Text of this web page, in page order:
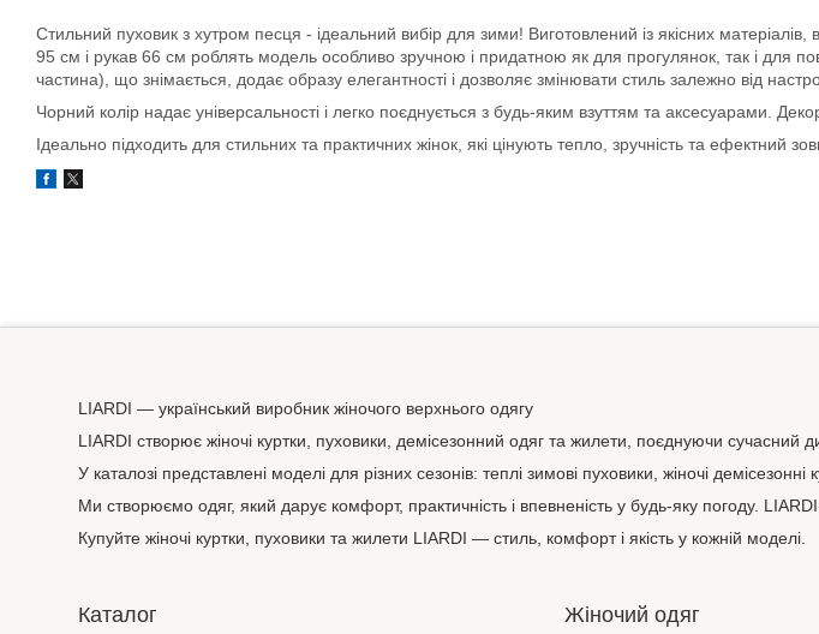
Стильний пуховик з хутром песця - ідеальний вибір для зими! Виготовлений із якісних
95 см і рукав 66 см роблять модель особливо зручною і придатною як для прогулянок, так і для
частина), що знімається, додає образу елегантності і дозволяє змінювати стиль залежно від
Чорний колір надає універсальності і легко поєднується з будь-яким взуттям та аксесуарами.
Ідеально підходить для стильних та практичних жінок, які цінують тепло, зручність та ефектний
LIARDI — український виробник жіночого верхнього одягу
LIARDI створює жіночі куртки, пуховики, демісезонний одяг та жилети, поєднуючи сучасний
У каталозі представлені моделі для різних сезонів: теплі зимові пуховики, жіночі
Ми створюємо одяг, який дарує комфорт, практичність і впевненість у будь-яку погоду.
Купуйте жіночі куртки, пуховики та жилети LIARDI — стиль, комфорт і якість у кожній моделі.
Каталог Жіночий одяг